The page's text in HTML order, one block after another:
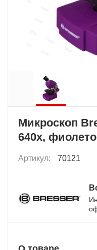
Микроскоп
640x,
Артикул: 70121